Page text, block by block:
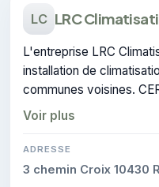
LC LRC
L'entreprise LRC
installation de
communes voisines.
atteste du savoir-faire
Voir plus
ADRESSE
3 chemin Croix 10430